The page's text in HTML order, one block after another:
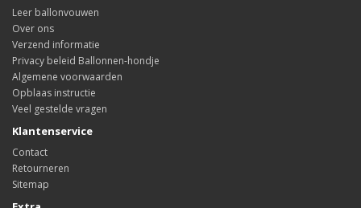
Leer ballonvouwen
Over ons
Verzend informatie
Privacy beleid Ballonnen-hondje
Algemene voorwaarden
Opblaas instructie
Veel gestelde vragen
Klantenservice
Contact
Retourneren
Sitemap